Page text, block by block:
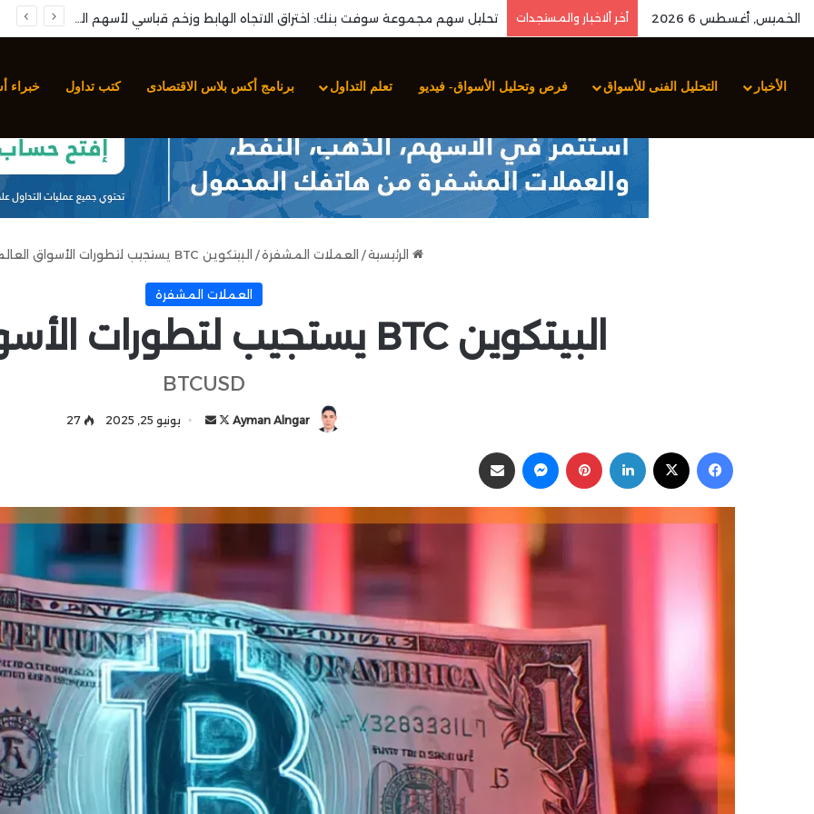
الخميس, أغسطس 6 2026 أخر ألاخبار والمستجدات تحليل زوج الدولار الأمريكي مقابل الين الياباني (USD/JPY): كسر خط الاتجاه الصاعد وتدهور حاد نحو مناطق التشبع البيعي
الأخبار التحليل الفنى للأسواق فرص وتحليل الأسواق- فيديو تعلم التداول برنامج أكس بلاس الاقتصادى كتب تداول خبراء
الرئيسية / العملات المشفرة / البيتكوين BTC يستجيب لتطورات الأسواق العالمية
العملات المشفرة
البيتكوين BTC يستجيب لتطورات الأسواق العالمية
BTCUSD
Ayman Alngar
ت
ع
ى
ب
ي
ا
إ
ل
ك
ت
ر
و
ن
ي
ا
يونيو 25, 2025 27